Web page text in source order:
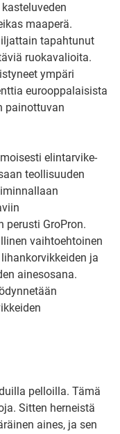
maaperä.
tapahtunut
ruokavalioita.
ympäri
eurooppalaisista
painottuvan
elintarvike-
teollisuuden
perusti GroPron.
vaihtoehtoinen
ja
ainesosana.
pelloilla. Tämä
Sitten herneistä
aines, ja sen